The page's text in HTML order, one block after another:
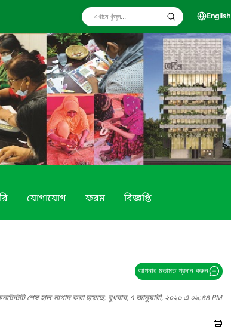
English
যোগাযোগ ফরম বিজ্ঞপ্তি
আপনার মতামত প্রদান করুন
শেষ হাল-নাগাদ করা হয়েছে: বুধবার, ৭ জানুয়ারী, ২০২৬ এ ০৯:৪৪ PM